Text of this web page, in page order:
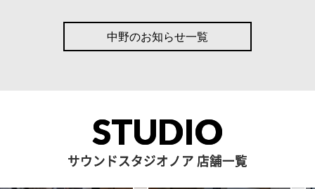
中野のお知らせ一覧
STUDIO
サウンドスタジオノア 店舗一覧